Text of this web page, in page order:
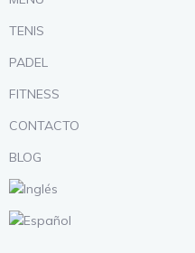
TENIS
PADEL
FITNESS
CONTACTO
BLOG